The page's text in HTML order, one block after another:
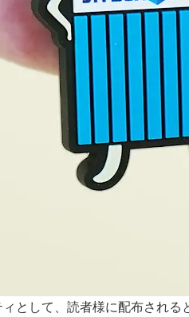
として、読者様に配布される